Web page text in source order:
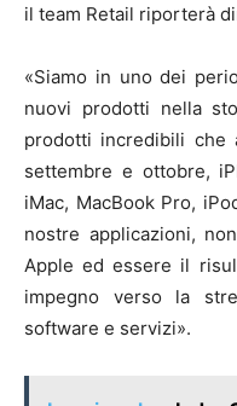
il team Retail riporterà
«Siamo in uno dei
nuovi prodotti nella
prodotti incredibili che
settembre e ottobre,
iMac, MacBook Pro,
nostre applicazioni,
Apple ed essere il
impegno verso la
software e servizi».